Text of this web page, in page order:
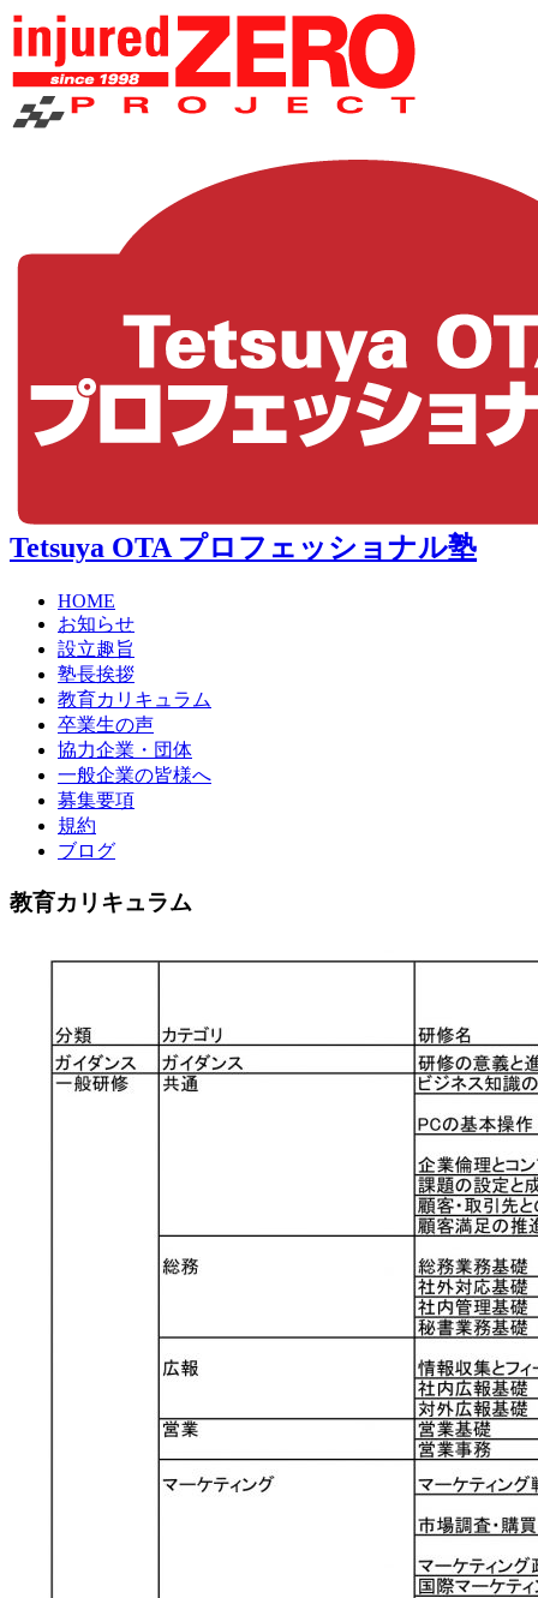
Tetsuya OTA プロフェッショナル塾
HOME
お知らせ
設立趣旨
塾長挨拶
教育カリキュラム
卒業生の声
協力企業・団体
一般企業の皆様へ
募集要項
規約
ブログ
教育カリキュラム